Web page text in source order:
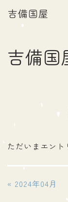
吉備国屋
吉備国
ただいまエント
« 2024年04月